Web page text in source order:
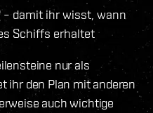
damit ihr wisst, wann
Schiffs erhaltet
nur als
ihr den Plan mit anderen
auch wichtige